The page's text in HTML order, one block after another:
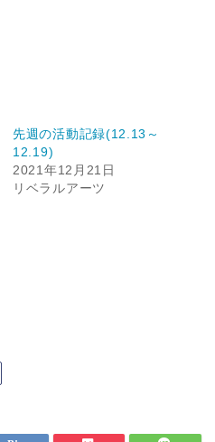
先週の活動記録(12.13～
12.19)
2021年12月21日
リベラルアーツ